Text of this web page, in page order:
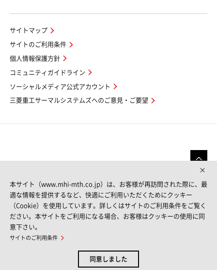
サイトマップ
サイトのご利用条件
個人情報保護方針
コミュニティガイドライン
ソーシャルメディア公式アカウント
三菱重工サーマルシステムズへのご意見・ご要望
FOLLOW US
サイトのご利用条件 個人情報保護方針
© MITSUBISHI HEAVY INDUSTRIES THERMAL SYSTEMS, LTD.
本サイト（www.mhi-mth.co.jp）は、お客様が再訪問された際に、最
適な情報を提供するなど、快適にご利用いただくためにクッキー
（Cookie）を使用しています。詳しくはサイトのご利用条件をご覧く
ださい。本サイトをご利用になる場合、お客様はクッキーの使用に同
意下さい。
サイトのご利用条件
同意しました